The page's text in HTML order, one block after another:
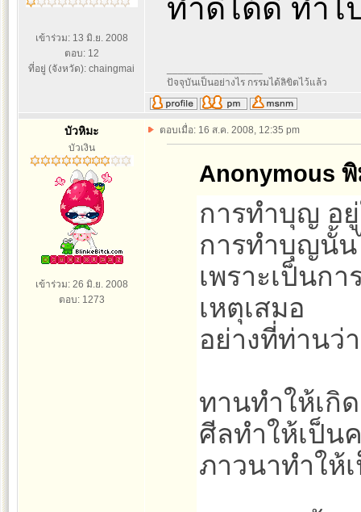
เข้าร่วม: 13 มิ.ย. 2008
ตอบ: 12
ที่อยู่ (จังหวัด): chaingmai
ทำดีได้ดี ทำไ
ปัจจุบันเป็นอย่างไร กรรมได้ลิขิตไว้แล้ว
บัวหิมะ
บัวเงิน
เข้าร่วม: 26 มิ.ย. 2008
ตอบ: 1273
ตอบเมื่อ: 16 ส.ค. 2008, 12:35 pm
Anonymous
การทำบุญ อ
การทำบุญนั้น
เพราะเป็นก
เหตุเสมอ
อย่างที่ท่านว่า
ทานทำให้เกิ
ศีลทำให้เป็น
ภาวนาทำใ